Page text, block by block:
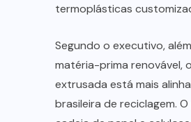
termoplásticas
Segundo o executivo,
matéria-prima renovável,
extrusada está mais
brasileira de reciclagem.